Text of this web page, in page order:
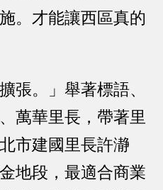
。才能讓西區真的
張。」舉著標語、
萬華里長，帶著里
市建國里長許瀞
地段，最適合商業